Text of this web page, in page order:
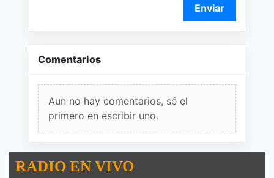
Enviar
Comentarios
Aun no hay comentarios, sé el
primero en escribir uno.
RADIO EN VIVO